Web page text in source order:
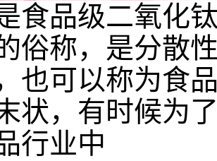
食品级二氧化
俗称，是分散
也可以称为食
状，有时候为
行业中